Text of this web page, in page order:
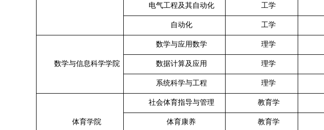
电气工程及其自动化 工学
自动化 工学
数学与信息科学学院
数学与应用数学 理学
数据计算及应用 理学
系统科学与工程 理学
体育学院
社会体育指导与管理 教育学
体育康养 教育学